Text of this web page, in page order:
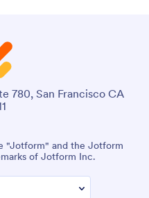
780, San Francisco CA
"Jotform" and the Jotform
of Jotform Inc.